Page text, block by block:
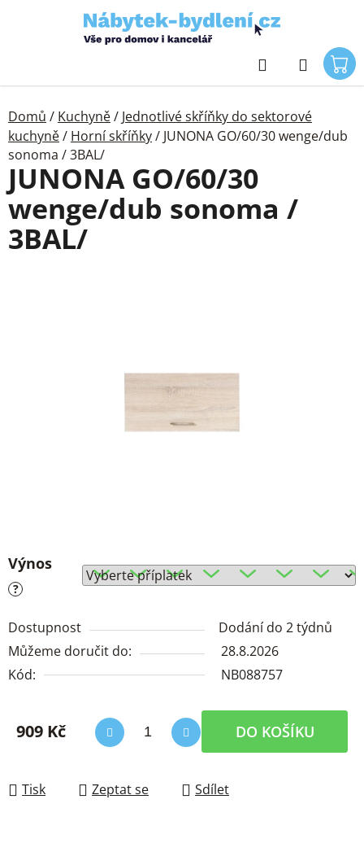
Hledat
Domů / Kuchyně/ Jednotlivé skříňky do sektorové
kuchyně/ Horní skříňky/ JUNONA GO/60/30 wenge/dub
sonoma / 3BAL/
Výnos
?
Dostupnost
Dodání do 2 týdnů
Můžeme doručit do:
28.8.2026
Kód:
NB088757
909 Kč DO KOŠÍKU
Tisk Zeptat se Sdílet
JUNONA GO/60/30
wenge/dub sonoma /
3BAL/